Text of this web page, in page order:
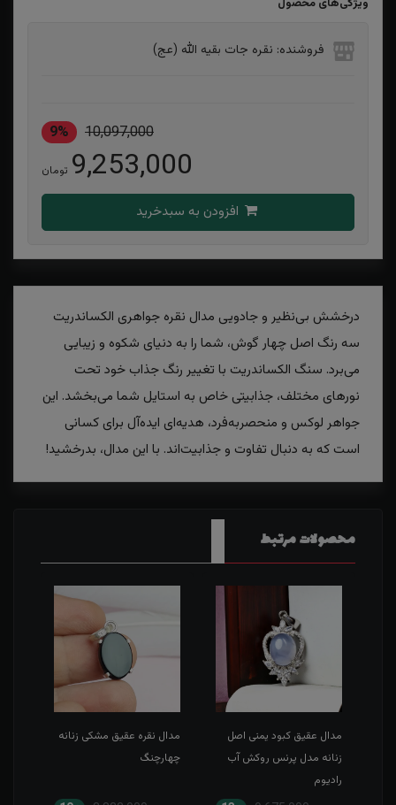
فروشنده: نقره جات بقیه الله (عج)
10,097,000
9%
9,253,000 تومان
درخشش بی‌نظیر و جادویی مدال نقره جواهری الکساندریت
سه رنگ اصل چهار گوش، شما را به دنیای شکوه و زیبایی
می‌برد. سنگ الکساندریت با تغییر رنگ جذاب خود تحت
نورهای مختلف، جذابیتی خاص به استایل شما می‌بخشد. این
جواهر لوکس و منحصر‌به‌فرد، هدیه‌ای ایده‌آل برای کسانی
است که به دنبال تفاوت و جذابیت‌اند. با این مدال، بدرخشید!
محصولات مرتبط
مدال عقیق کبود یمنی اصل
زنانه مدل پرنس روکش آب
رادیوم
مدال نقره عقیق مشکی زنانه
چهارچنگ